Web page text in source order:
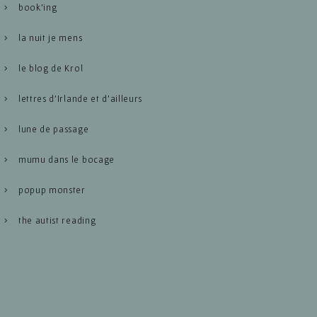
book’ing
la nuit je mens
le blog de Krol
lettres d’Irlande et d’ailleurs
lune de passage
mumu dans le bocage
popup monster
the autist reading